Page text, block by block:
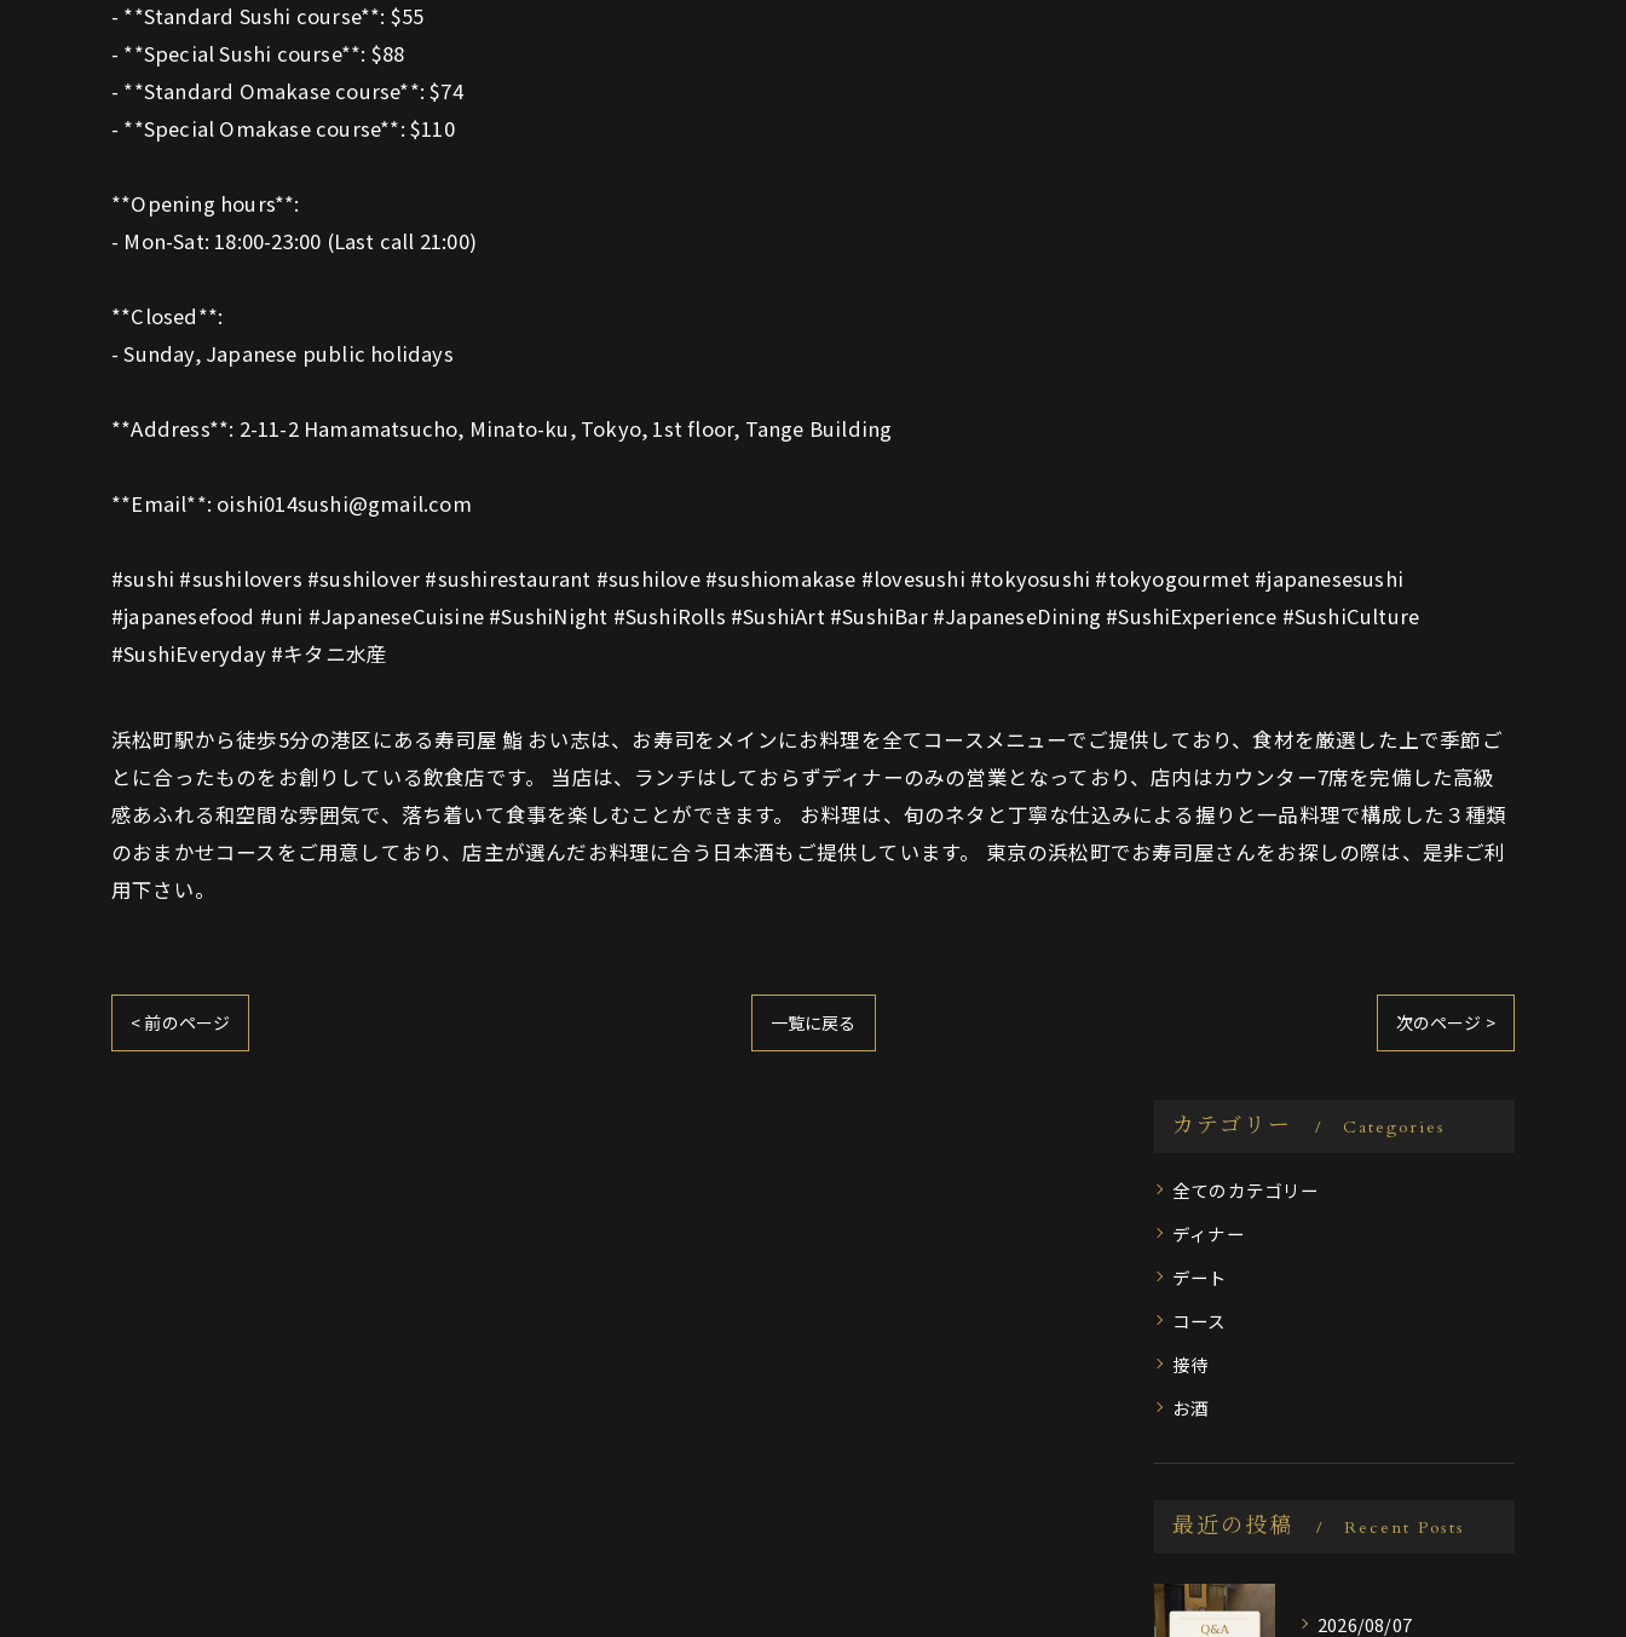
- **Standard Sushi course**: $55
- **Special Sushi course**: $88
- **Standard Omakase course**: $74
- **Special Omakase course**: $110
**Opening hours**:
- Mon-Sat: 18:00-23:00 (Last call 21:00)
**Closed**:
- Sunday, Japanese public holidays
**Address**: 2-11-2 Hamamatsucho, Minato-ku, Tokyo, 1st floor, Tange Building
**Email**: oishi014sushi@gmail.com
#sushi #sushilovers #sushilover #sushirestaurant #sushilove #sushiomakase #lovesushi #tokyosushi #tokyogourmet #japanesesushi
#japanesefood #uni #JapaneseCuisine #SushiNight #SushiRolls #SushiArt #SushiBar #JapaneseDining #SushiExperience #SushiCulture
#SushiEveryday #キタニ水産
浜松町駅から徒歩5分の港区にある寿司屋 鮨 おい志は、お寿司をメインにお料理を全てコースメニューでご提供しており、食材を厳選した上で季節ご
とに合ったものをお創りしている飲食店です。 当店は、ランチはしておらずディナーのみの営業となっており、店内はカウンター7席を完備した高級
感あふれる和空間な雰囲気で、落ち着いて食事を楽しむことができます。 お料理は、旬のネタと丁寧な仕込みによる握りと一品料理で構成した３種類
のおまかせコースをご用意しており、店主が選んだお料理に合う日本酒もご提供しています。 東京の浜松町でお寿司屋さんをお探しの際は、是非ご利
用下さい。
< 前のページ 一覧に戻る 次のページ >
カテゴリー Categories
全てのカテゴリー
ディナー
デート
コース
接待
お酒
最近の投稿 Recent Posts
2026/08/07